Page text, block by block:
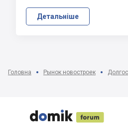
Детальніше
Головна Рынок новостроек


 
